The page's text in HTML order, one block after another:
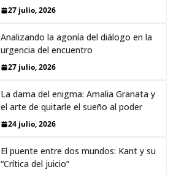
27 julio, 2026
Analizando la agonía del diálogo en la
urgencia del encuentro
27 julio, 2026
La dama del enigma: Amalia Granata y
el arte de quitarle el sueño al poder
24 julio, 2026
El puente entre dos mundos: Kant y su
“Crítica del juicio”